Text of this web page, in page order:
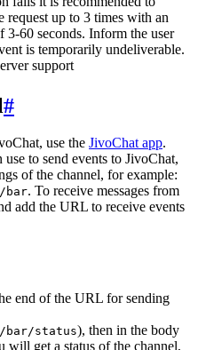
request up to 3 times with an
3-60 seconds. Inform the user
is temporarily undeliverable.
support
#
use the JivoChat app.
use to send events to JivoChat,
of the channel, for example:
bar. To receive messages from
add the URL to receive events
end of the URL for sending
status), then in the body
will get a status of the channel,